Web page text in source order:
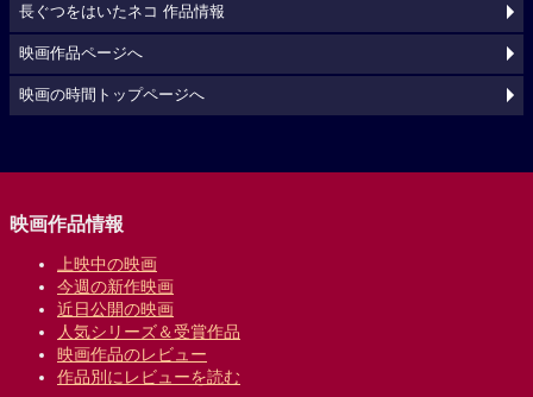
長ぐつをはいたネコ 作品情報
映画作品ページへ
映画の時間トップページへ
映画作品情報
上映中の映画
今週の新作映画
近日公開の映画
人気シリーズ＆受賞作品
映画作品のレビュー
作品別にレビューを読む